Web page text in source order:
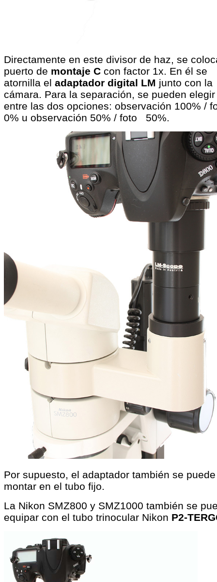
Directamente en este divisor de haz, se
puerto de montaje C con factor 1x. En él se
atornilla el adaptador digital LM junto con la
cámara. Para la separación, se pueden elegir
entre las dos opciones: observación 100% /
0% u observación 50% / foto 50%.
Por supuesto, el adaptador también se puede
montar en el tubo fijo.
La Nikon SMZ800 y SMZ1000 también se
equipar con el tubo trinocular Nikon P2-